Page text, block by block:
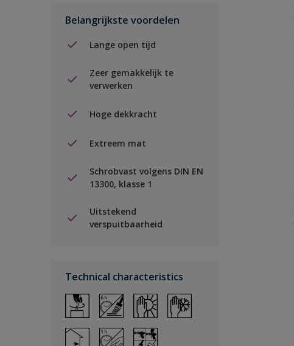
Belangrijkste voordelen
Lange open tijd
Zeer gemakkelijk te
verwerken
Hoge dekkracht
Extreem mat
Schrobvast volgens DIN EN
13300, klasse 1
Uitstekend
verspuitbaarheid
Technical characteristics